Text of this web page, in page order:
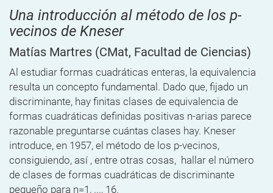
Una introducción al método de los p-
vecinos de Kneser
Matías Martres (CMat, Facultad de Ciencias)
Al estudiar formas cuadráticas enteras, la equivalencia
resulta un concepto fundamental. Dado que, fijado un
discriminante, hay finitas clases de equivalencia de
formas cuadráticas definidas positivas n-arias parece
razonable preguntarse cuántas clases hay. Kneser
introduce, en 1957, el método de los p-vecinos,
consiguiendo, así , entre otras cosas, hallar el número
de clases de formas cuadráticas de discriminante
pequeño para n=1, ..., 16.